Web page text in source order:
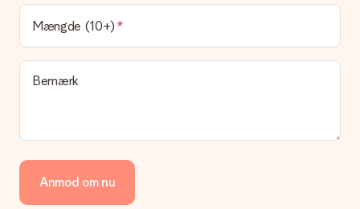
Hvilke leveringsmuligheder kan jeg vælge?
I øjeblikket er det ikke (endnu) muligt at vælge en
leveringsindstilling. Den gave, du vil bestille, sendes enten som
en pakke eller som postkasse levering. Vil du gerne vide
hvilken måde din ordre sendes på? Kontakt venligst vores
Vi tilbyder følgende betalingsmetoder: Dankort, Paypal,
kreditkort, faktura via Klarna eller bankoverførsel. I tilfælde af
manuel betaling overførsel, skal du tage højde for en ekstra 3
Mængde (10+)
Bemærk
Anmod om nu